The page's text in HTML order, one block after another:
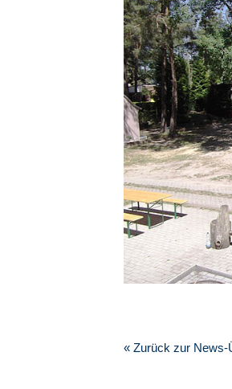
« Zurück zur News-